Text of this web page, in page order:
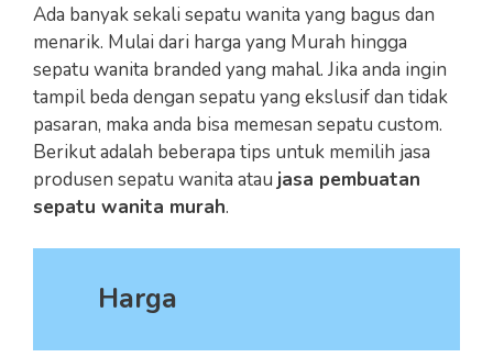
Ada banyak sekali sepatu wanita yang bagus dan
menarik. Mulai dari harga yang Murah hingga
sepatu wanita branded yang mahal. Jika anda ingin
tampil beda dengan sepatu yang ekslusif dan tidak
pasaran, maka anda bisa memesan sepatu custom.
Berikut adalah beberapa tips untuk memilih jasa
produsen sepatu wanita atau jasa pembuatan
sepatu wanita murah.
Harga